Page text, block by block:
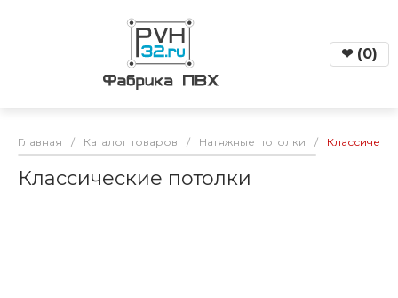
❤ (0)
Главная / Каталог товаров / Натяжные потолки /
Классические потолки